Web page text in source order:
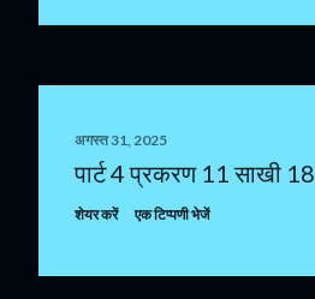
अगस्त 31, 2025
पार्ट 4 प्रकरण 11 साखी 18
शेयर करें एक टिप्पणी भेजें